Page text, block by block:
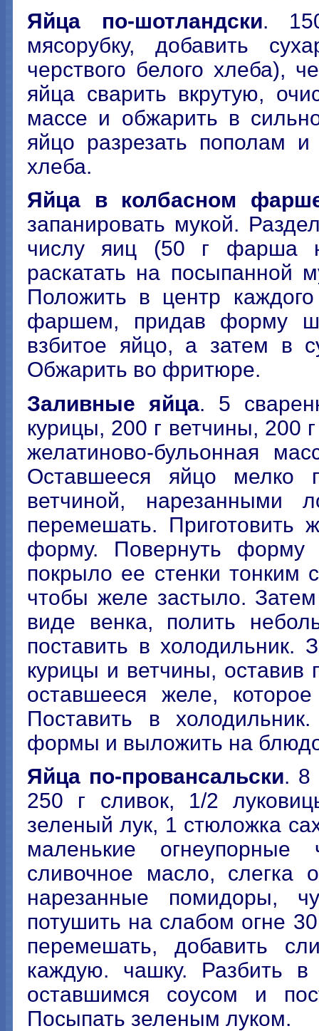
Яйца по-шотландски.
мясорубку, добавить
черствого белого хлеба),
яйца сварить вкрутую,
массе и обжарить в
яйцо разрезать пополам
хлеба.
Яйца в колбасном
запанировать мукой.
числу яиц (50 г фарша
раскатать на посыпанной
Положить в центр
фаршем, придав форму
взбитое яйцо, а затем в
Обжарить во фритюре.
Заливные яйца. 5
курицы, 200 г ветчины, 200
желатиново-бульонная
Оставшееся яйцо мелко
ветчиной, нарезанными
перемешать. Приготовить
форму. Повернуть
покрыло ее стенки тонким
чтобы желе застыло.
виде венка, полить
поставить в холодильник.
курицы и ветчины,
оставшееся желе,
Поставить в
формы и выложить на
Яйца по-провансальски. 8
250 г сливок, 1/2
зеленый лук, 1 стюложка
маленькие
сливочное масло, слегка
нарезанные помидоры,
потушить на слабом огне
перемешать, добавить
каждую. чашку. Разбить
оставшимся соусом и
Посыпать зеленым луком.